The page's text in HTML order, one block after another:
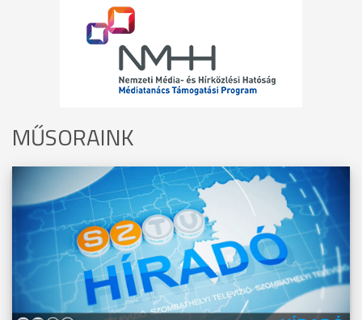
MŰSORAINK